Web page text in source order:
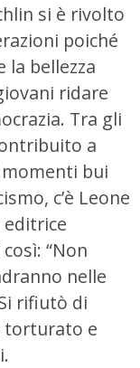
si è rivolto
poiché
la bellezza
ridare
Tra gli
a
bui
c’è Leone
editrice
“Non
nelle
rifiutò di
torturato e